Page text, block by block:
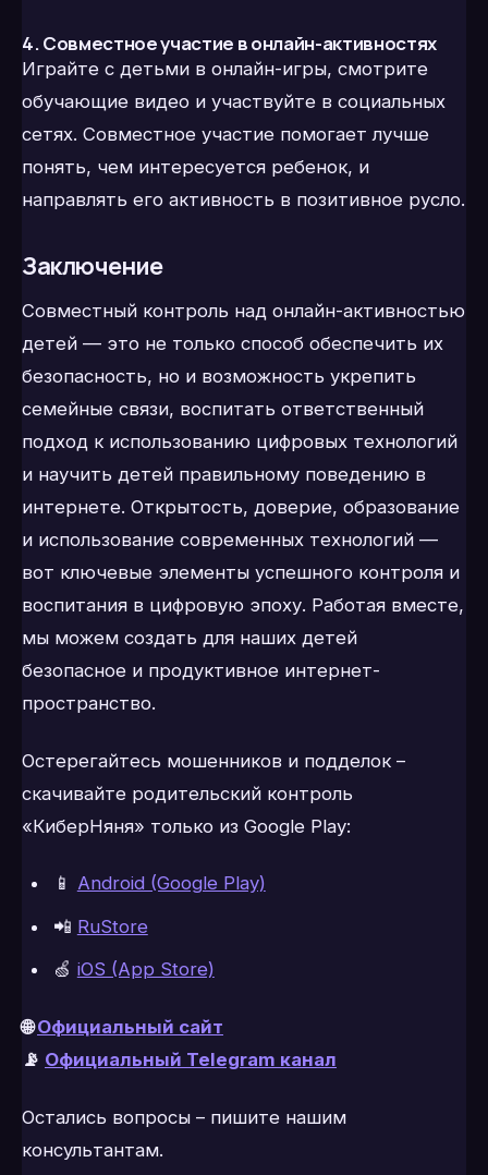
4. Совместное участие в онлайн-активностях
Играйте с детьми в онлайн-игры, смотрите
обучающие видео и участвуйте в социальных
сетях. Совместное участие помогает лучше
понять, чем интересуется ребенок, и
направлять его активность в позитивное русло.
Заключение
Совместный контроль над онлайн-активностью
детей — это не только способ обеспечить их
безопасность, но и возможность укрепить
семейные связи, воспитать ответственный
подход к использованию цифровых технологий
и научить детей правильному поведению в
интернете. Открытость, доверие, образование
и использование современных технологий —
вот ключевые элементы успешного контроля и
воспитания в цифровую эпоху. Работая вместе,
мы можем создать для наших детей
безопасное и продуктивное интернет-
пространство.
Остерегайтесь мошенников и подделок –
скачивайте родительский контроль
«КиберНяня» только из Google Play:
📱 Android (Google Play)
📲 RuStore
🍏 iOS (App Store)
🌐Официальный сайт
📡 Официальный Telegram канал
Остались вопросы – пишите нашим
консультантам.